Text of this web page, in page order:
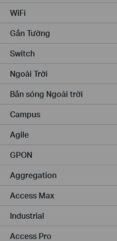
WiFi
Gắn Tường
Switch
Ngoài Trời
Bắn sóng Ngoài trời
Campus
Agile
GPON
Aggregation
Access Max
Industrial
Access Pro